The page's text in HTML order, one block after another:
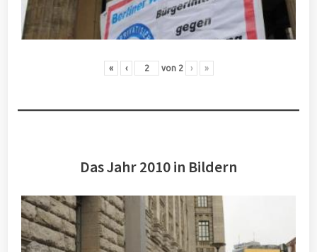
« ‹ von 2 › »
Das Jahr 2010 in Bildern